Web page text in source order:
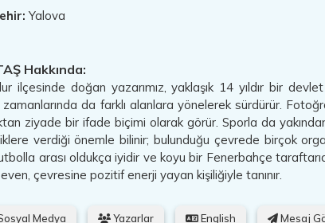
Yalova
Hakkında:
ilçesinde doğan yazarımız, yaklaşık 14 yıldır bir
da farklı alanlara yönelerek sürdürür.
ziyade bir ifade biçimi olarak görür. Sporla da
verdiği önemle bilinir; bulunduğu çevrede birçok
arası oldukça iyidir ve koyu bir Fenerbahçe
çevresine pozitif enerji yayan kişiliğiyle tanınır.
Medya Yazarlar English Mesaj